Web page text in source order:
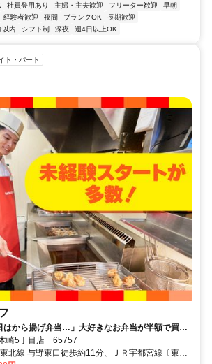
社員登用あり 主婦・主夫歓迎 フリーター歓迎
早朝
経験者歓迎 夜間 ブランクOK
長期歓迎
以内 シフト制 深夜 週4日以上OK
ト・パート
はから揚げ弁当…」大好きなお弁当が半額で買え
が楽しみだ。
崎5丁目店 65757
北線 与野東口徒歩約11分、ＪＲ宇都宮線〔東北